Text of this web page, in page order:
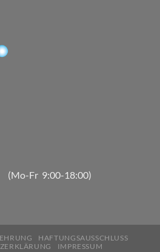
Fr 9:00-18:00)
HAFTUNGSAUSSCHLUSS
IMPRESSUM